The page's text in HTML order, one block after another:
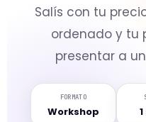
Salís con tu
ordenado y tu
presentar a
FORMATO
Workshop